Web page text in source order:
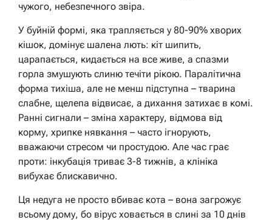
чужого, небезпечного звіра.
У буйній формі, яка трапляється у 80-90% хворих
кішок, домінує шалена лють: кіт шипить,
царапається, кидається на все живе, а спазми
горла змушують слиню течіти рікою. Паралітична
форма тихіша, але не менш підступна – тварина
слабне, щелепа відвисає, а дихання затихає в комі.
Ранні сигнали – зміна характеру, відмова від
корму, хрипке нявкання – часто ігнорують,
вважаючи стресом чи простудою. Але час грає
проти: інкубація триває 3-8 тижнів, а клініка
вибухає блискавично.
Ця недуга не просто вбиває кота – вона загрожує
всьому дому, бо вірус ховається в слині за 10 днів